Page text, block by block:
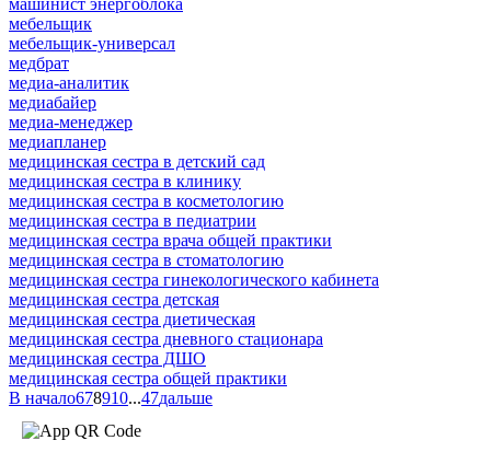
мебельщик
мебельщик-универсал
медбрат
медиа-аналитик
медиабайер
медиа-менеджер
медиапланер
медицинская сестра в детский сад
медицинская сестра в клинику
медицинская сестра в косметологию
медицинская сестра в педиатрии
медицинская сестра врача общей практики
медицинская сестра в стоматологию
медицинская сестра гинекологического кабинета
медицинская сестра детская
медицинская сестра диетическая
медицинская сестра дневного стационара
медицинская сестра ДШО
медицинская сестра общей практики
В начало678910...47дальше